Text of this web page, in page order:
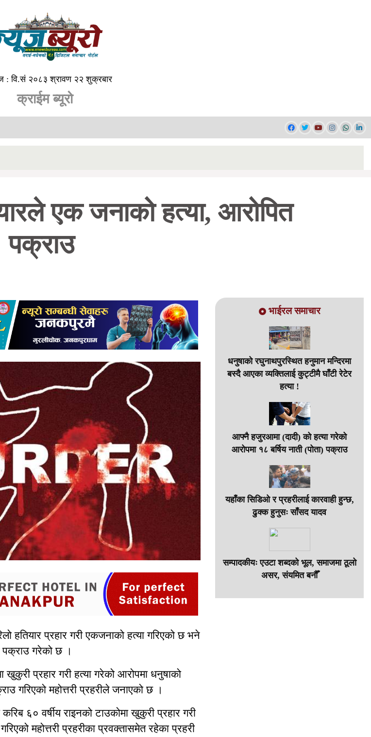
वि.सं २०८३ श्रावण २२ शुक्रबार
क्राईम ब्यूरो
एक जनाको हत्या, आरोपित
पक्राउ
हतियार प्रहार गरी एकजनाको हत्या गरिएको छ भने
पक्राउ गरेको छ ।
प्रहार गरी हत्या गरेको आरोपमा धनुषाको
गरिएको महोत्तरी प्रहरीले जनाएको छ ।
६० वर्षीय राइनको टाउकोमा खुकुरी प्रहार गरी
महोत्तरी प्रहरीका प्रवक्तासमेत रहेका प्रहरी
भाईरल समाचार
धनुषाको रघुनाथपुरस्थित हनुमान मन्दिरमा
बस्दै आएका व्यक्तिलाई कुट्टीमै घाँटी रेटेर
हत्या !
आफ्नै हजुरआमा (दादी) को हत्या गरेको
आरोपमा १८ बर्षिय नाती (पोता) पक्राउ
यहाँका सिडिओ र प्रहरीलाई कारवाही हुन्छ,
ढुक्क हुनुसः साँसद यादव
सम्पादकीयः एउटा शब्दको भूल, समाजमा ठूलो
असर, संयमित बनौँ